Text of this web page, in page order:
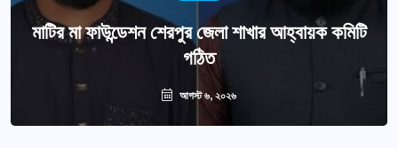
মাটির মা ফাউন্ডেশন শেরপুর জেলা শাখার আহ্বায়ক কমিটি
গঠিত
আগস্ট ৬, ২০২৬